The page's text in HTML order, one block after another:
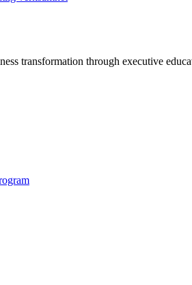
transformation through executive